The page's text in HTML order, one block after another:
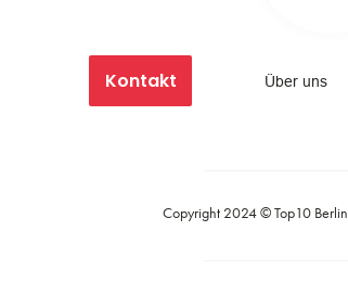
Kontakt Über uns
Copyright 2024 ©Top10 Berlin